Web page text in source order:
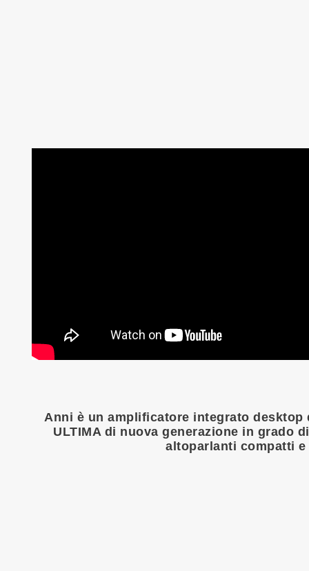
Anni è un amplificatore integrato
ULTIMA di nuova generazione in grado
altoparlanti compatti